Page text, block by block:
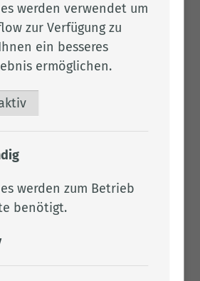
Strukturen zu schaffen,
Nationen 17
bis 2030 gesetzt.
auf dem Weg zu diesen
(Sustainable Development
in deutschen
werden verwendet um
zur Verfügung zu
ein besseres
ermöglichen.
werden zum Betrieb
benötigt.